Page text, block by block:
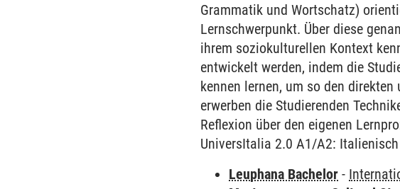
Grammatik und Wortschatz)
Lernschwerpunkt. Über diese
ihrem soziokulturellen Kontext
entwickelt werden, indem die
kennen lernen, um so den
erwerben die Studierenden
Reflexion über den eigenen
UniversItalia 2.0 A1/A2:
Leuphana Bachelor -